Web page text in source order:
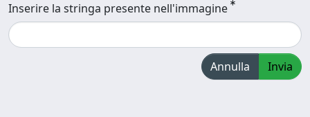
Inserire la stringa presente nell'immagine
Annulla Invia